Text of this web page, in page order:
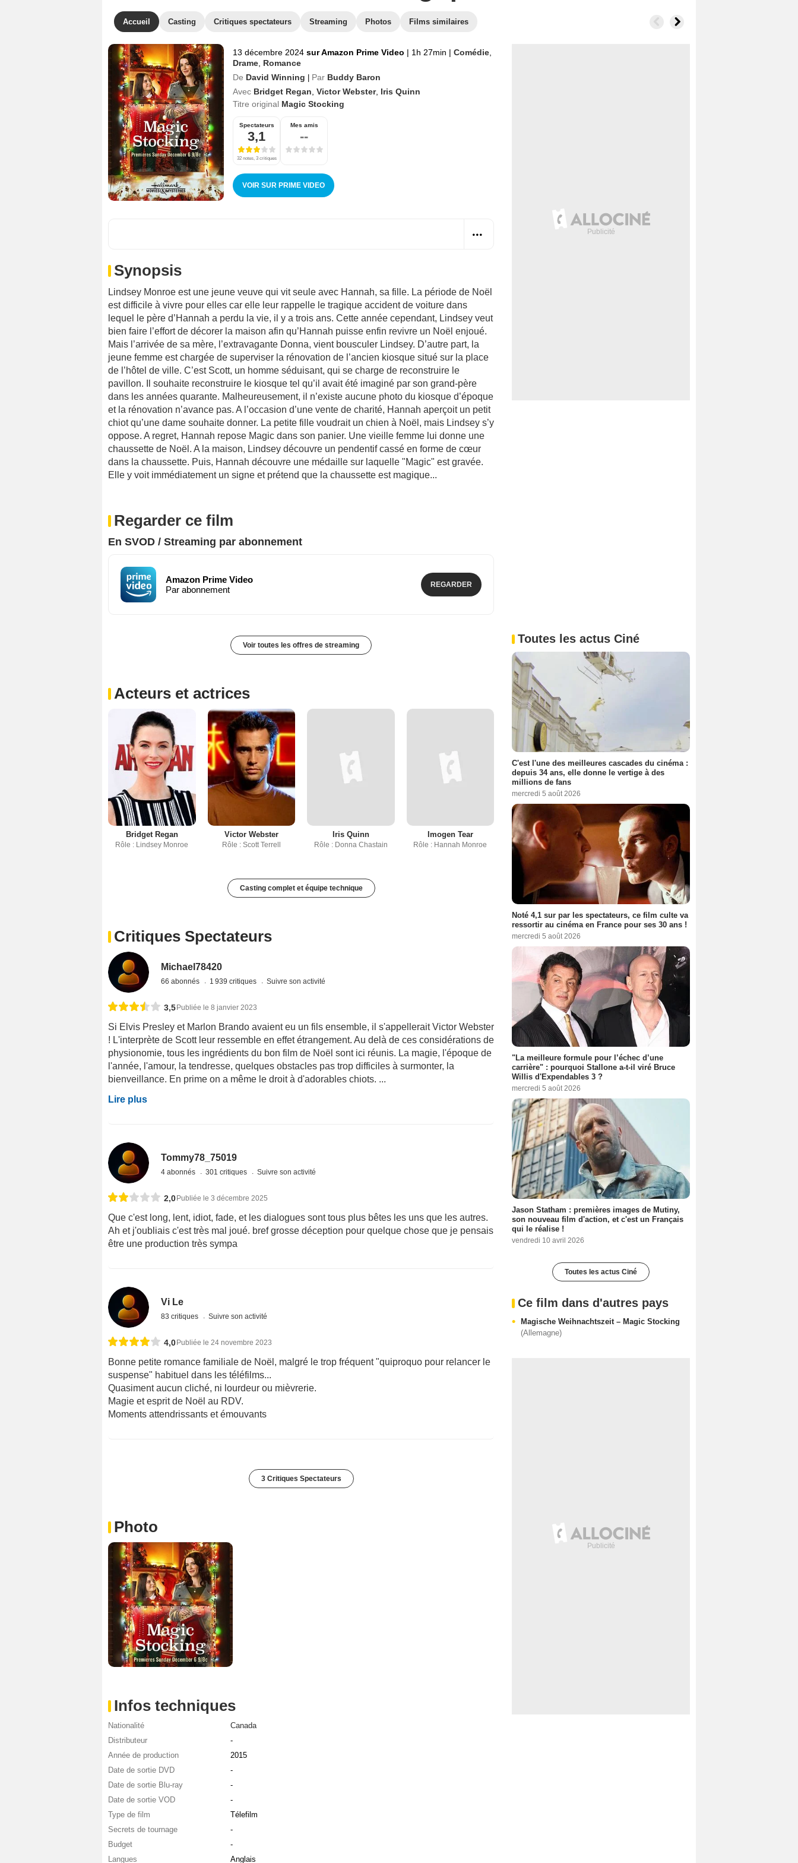
Accueil Casting Critiques spectateurs Streaming Photos Films similaires
13 décembre 2024 sur Amazon Prime Video | 1h 27min | Comédie
Drame Romance
De David Winning Par Buddy Baron
Avec Bridget Regan Victor Webster, Iris Quinn
Titre original Magic Stocking
Spectateurs
3,1
32 notes, 3 critiques
Mes amis
--
VOIR SUR PRIME VIDEO
Synopsis
Lindsey Monroe est une jeune veuve qui vit seule avec Hannah, sa fille. La période de Noël
est difficile à vivre pour elles car elle leur rappelle le tragique accident de voiture dans
lequel le père d’Hannah a perdu la vie, il y a trois ans. Cette année cependant, Lindsey veut
bien faire l’effort de décorer la maison afin qu’Hannah puisse enfin revivre un Noël enjoué.
Mais l’arrivée de sa mère, l’extravagante Donna, vient bousculer Lindsey. D’autre part, la
jeune femme est chargée de superviser la rénovation de l’ancien kiosque situé sur la place
de l’hôtel de ville. C’est Scott, un homme séduisant, qui se charge de reconstruire le
pavillon. Il souhaite reconstruire le kiosque tel qu’il avait été imaginé par son grand-père
dans les années quarante. Malheureusement, il n’existe aucune photo du kiosque d’époque
et la rénovation n’avance pas. A l’occasion d’une vente de charité, Hannah aperçoit un petit
chiot qu’une dame souhaite donner. La petite fille voudrait un chien à Noël, mais Lindsey s’y
oppose. A regret, Hannah repose Magic dans son panier. Une vieille femme lui donne une
chaussette de Noël. A la maison, Lindsey découvre un pendentif cassé en forme de cœur
dans la chaussette. Puis, Hannah découvre une médaille sur laquelle "Magic" est gravée.
Elle y voit immédiatement un signe et prétend que la chaussette est magique...
Regarder ce film
En SVOD / Streaming par abonnement
Amazon Prime Video
Par abonnement
REGARDER
Voir toutes les offres de streaming
Acteurs et actrices
Bridget Regan
Rôle : Lindsey Monroe
Victor Webster
Rôle : Scott Terrell
Iris Quinn
Rôle : Donna Chastain
Imogen Tear
Rôle : Hannah Monroe
Casting complet et équipe technique
Critiques Spectateurs
Michael78420
66 abonnés 1 939 critiques Suivre son activité
3,5Publiée le 8 janvier 2023
Si Elvis Presley et Marlon Brando avaient eu un fils ensemble, il s'appellerait Victor Webster
! L'interprète de Scott leur ressemble en effet étrangement. Au delà de ces considérations de
physionomie, tous les ingrédients du bon film de Noël sont ici réunis. La magie, l'époque de
l'année, l'amour, la tendresse, quelques obstacles pas trop difficiles à surmonter, la
bienveillance. En prime on a même le droit à d'adorables chiots. ...
Lire plus
Tommy78_75019
4 abonnés 301 critiques Suivre son activité
2,0 Publiée le 3 décembre 2025
Que c'est long, lent, idiot, fade, et les dialogues sont tous plus bêtes les uns que les autres.
Ah et j'oubliais c'est très mal joué. bref grosse déception pour quelque chose que je pensais
être une production très sympa
Vi Le
83 critiques Suivre son activité
4,0 Publiée le 24 novembre 2023
Bonne petite romance familiale de Noël, malgré le trop fréquent "quiproquo pour relancer le
suspense" habituel dans les téléfilms...
Quasiment aucun cliché, ni lourdeur ou mièvrerie.
Magie et esprit de Noël au RDV.
Moments attendrissants et émouvants
3 Critiques Spectateurs
Photo
Infos techniques
Nationalité
Canada
Distributeur
-
Année de production
2015
Date de sortie DVD
-
Date de sortie Blu-ray
-
Date de sortie VOD
-
Type de film
Télefilm
Secrets de tournage
-
Budget
-
Langues
Anglais
Toutes les actus Ciné
C'est l'une des meilleures cascades du cinéma :
depuis 34 ans, elle donne le vertige à des
millions de fans
mercredi 5 août 2026
Noté 4,1 sur par les spectateurs, ce film culte va
ressortir au cinéma en France pour ses 30 ans !
mercredi 5 août 2026
"La meilleure formule pour l’échec d’une
carrière" : pourquoi Stallone a-t-il viré Bruce
Willis d'Expendables 3 ?
mercredi 5 août 2026
Jason Statham : premières images de Mutiny,
son nouveau film d'action, et c'est un Français
qui le réalise !
vendredi 10 avril 2026
Toutes les actus Ciné
Ce film dans d'autres pays
Magische Weihnachtszeit – Magic Stocking
(Allemagne)